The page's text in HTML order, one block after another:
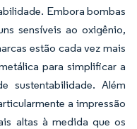
Embora bombas
sensíveis ao oxigênio,
estão cada vez mais
para simplificar a
sustentabilidade. Além
a impressão
altas à medida que os